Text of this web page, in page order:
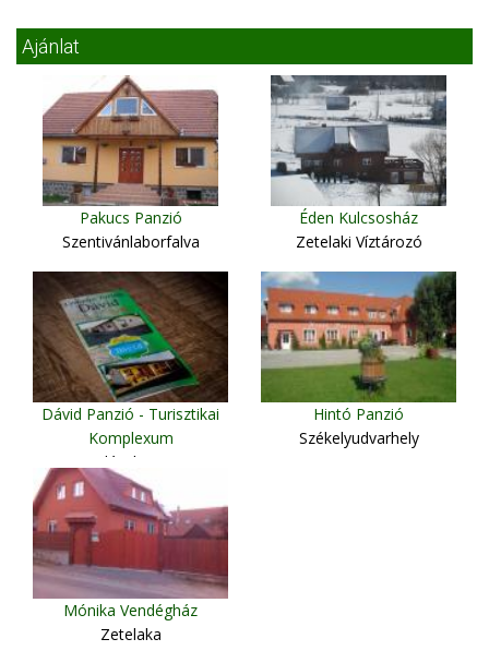
Ajánlat
Pakucs Panzió
Szentivánlaborfalva
Éden Kulcsosház
Zetelaki Víztározó
Dávid Panzió - Turisztikai
Komplexum
Szilágybagos
Hintó Panzió
Székelyudvarhely
Mónika Vendégház
Zetelaka